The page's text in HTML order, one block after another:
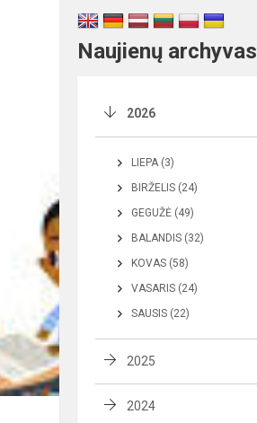
Naujienų archyvas
2026
LIEPA (3)
BIRŽELIS (24)
GEGUŽĖ (49)
BALANDIS (32)
KOVAS (58)
VASARIS (24)
SAUSIS (22)
2025
2024